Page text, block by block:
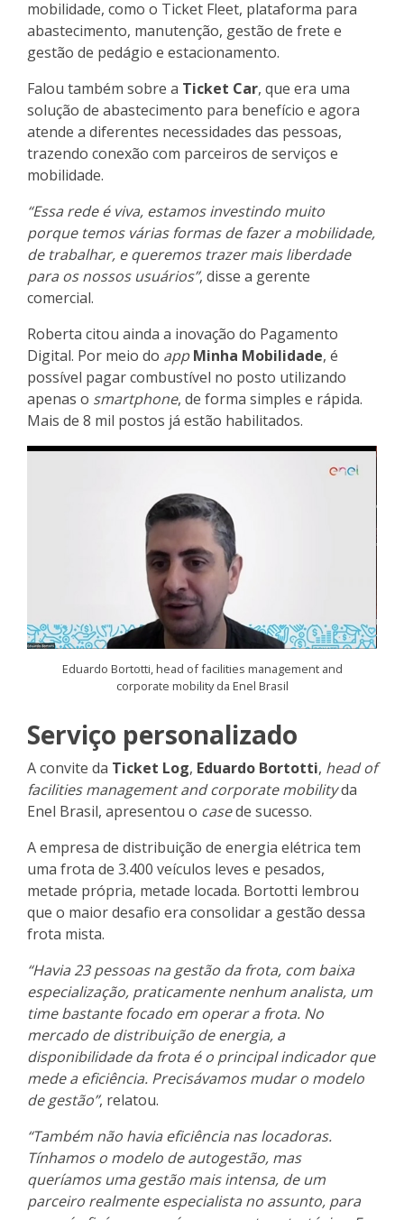
mobilidade, como o Ticket Fleet, plataforma para
abastecimento, manutenção, gestão de frete e
gestão de pedágio e estacionamento.
Falou também sobre a Ticket Car, que era uma
solução de abastecimento para benefício e agora
atende a diferentes necessidades das pessoas,
trazendo conexão com parceiros de serviços e
mobilidade.
“Essa rede é viva, estamos investindo muito
porque temos várias formas de fazer a mobilidade,
de trabalhar, e queremos trazer mais liberdade
para os nossos usuários”, disse a gerente
comercial.
Roberta citou ainda a inovação do Pagamento
Digital. Por meio do app Minha Mobilidade, é
possível pagar combustível no posto utilizando
apenas o smartphone, de forma simples e rápida.
Mais de 8 mil postos já estão habilitados.
Eduardo Bortotti, head of facilities management and
corporate mobility da Enel Brasil
Serviço personalizado
A convite da Ticket Log, Eduardo Bortotti, head of
facilities management and corporate mobilityda
Enel Brasil, apresentou o casede sucesso.
A empresa de distribuição de energia elétrica tem
uma frota de 3.400 veículos leves e pesados,
metade própria, metade locada. Bortotti lembrou
que o maior desafio era consolidar a gestão dessa
frota mista.
“Havia 23 pessoas na gestão da frota, com baixa
especialização, praticamente nenhum analista, um
time bastante focado em operar a frota. No
mercado de distribuição de energia, a
disponibilidade da frota é o principal indicador que
mede a eficiência. Precisávamos mudar o modelo
de gestão”, relatou.
“Também não havia eficiência nas locadoras.
Tínhamos o modelo de autogestão, mas
queríamos uma gestão mais intensa, de um
parceiro realmente especialista no assunto, para